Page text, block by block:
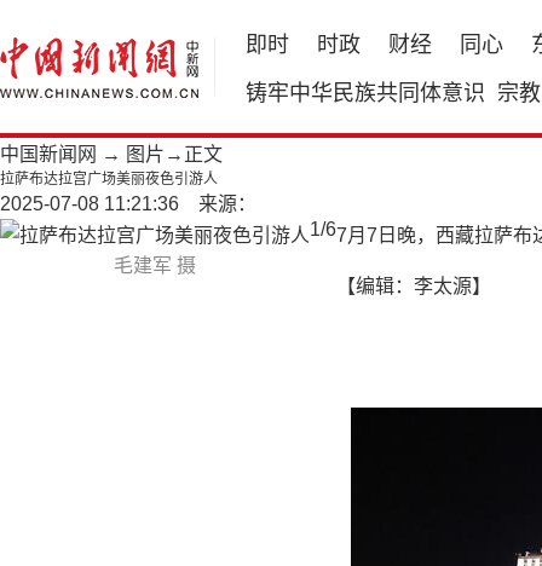
即时 时政 财经 同心
铸牢中华民族共同体意识 宗教
中国新闻网 → 图片 →正文
拉萨布达拉宫广场美丽夜色引游人
2025-07-08 11:21:36 来源：
毛建军 摄
1/67月7日晚，西藏拉萨布
【编辑：李太源】